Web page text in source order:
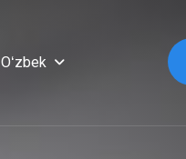
Oʻzbek